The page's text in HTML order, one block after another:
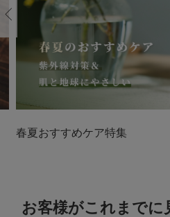
Previous
春夏おすすめケア特集
お客様がこれまで